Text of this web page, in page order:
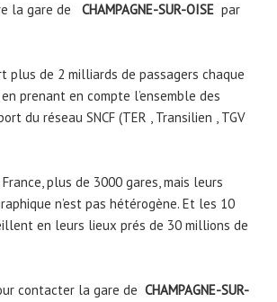
la gare de
CHAMPAGNE-SUR-OISE par
plus de 2 milliards de passagers chaque
prenant en compte l’ensemble des
du réseau SNCF (TER , Transilien , TGV
plus de 3000 gares, mais leurs
n’est pas hétérogène. Et les 10
en leurs lieux prés de 30 millions de
contacter la gare de CHAMPAGNE-SUR-